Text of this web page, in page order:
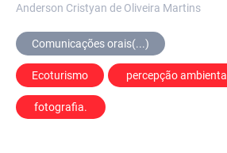
Anderson Cristyan de Oliveira Martins
Comunicações orais(...)
Ecoturismo percepção ambiental
fotografia.